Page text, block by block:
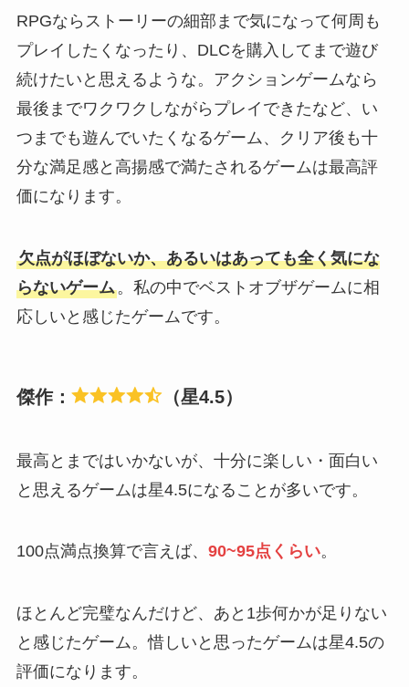
RPGならストーリーの細部まで気になって何周も
プレイしたくなったり、DLCを購入してまで遊び
続けたいと思えるような。アクションゲームなら
最後までワクワクしながらプレイできたなど、い
つまでも遊んでいたくなるゲーム、クリア後も十
分な満足感と高揚感で満たされるゲームは最高評
価になります。
欠点がほぼないか、あるいはあっても全く気にな
らないゲーム。私の中でベストオブザゲームに相
応しいと感じたゲームです。
傑作： （星4.5）
最高とまではいかないが、十分に楽しい・面白い
と思えるゲームは星4.5になることが多いです。
100点満点換算で言えば、 90~95点くらい。
ほとんど完璧なんだけど、あと1歩何かが足りない
と感じたゲーム。惜しいと思ったゲームは星4.5の
評価になります。